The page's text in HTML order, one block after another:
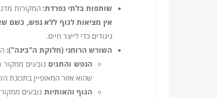
שותפות בלתי נפרדת: המקורות
אין מציאות לגוף ללא נפש, כשם
ניגודים כדי לייצר חיים.
השורש הרוחני (חלוקת ה"בינה"):
הנפש והתגים נובעים ממקור
שהוא אזור המאופיין
הגוף והאותיות נובעים